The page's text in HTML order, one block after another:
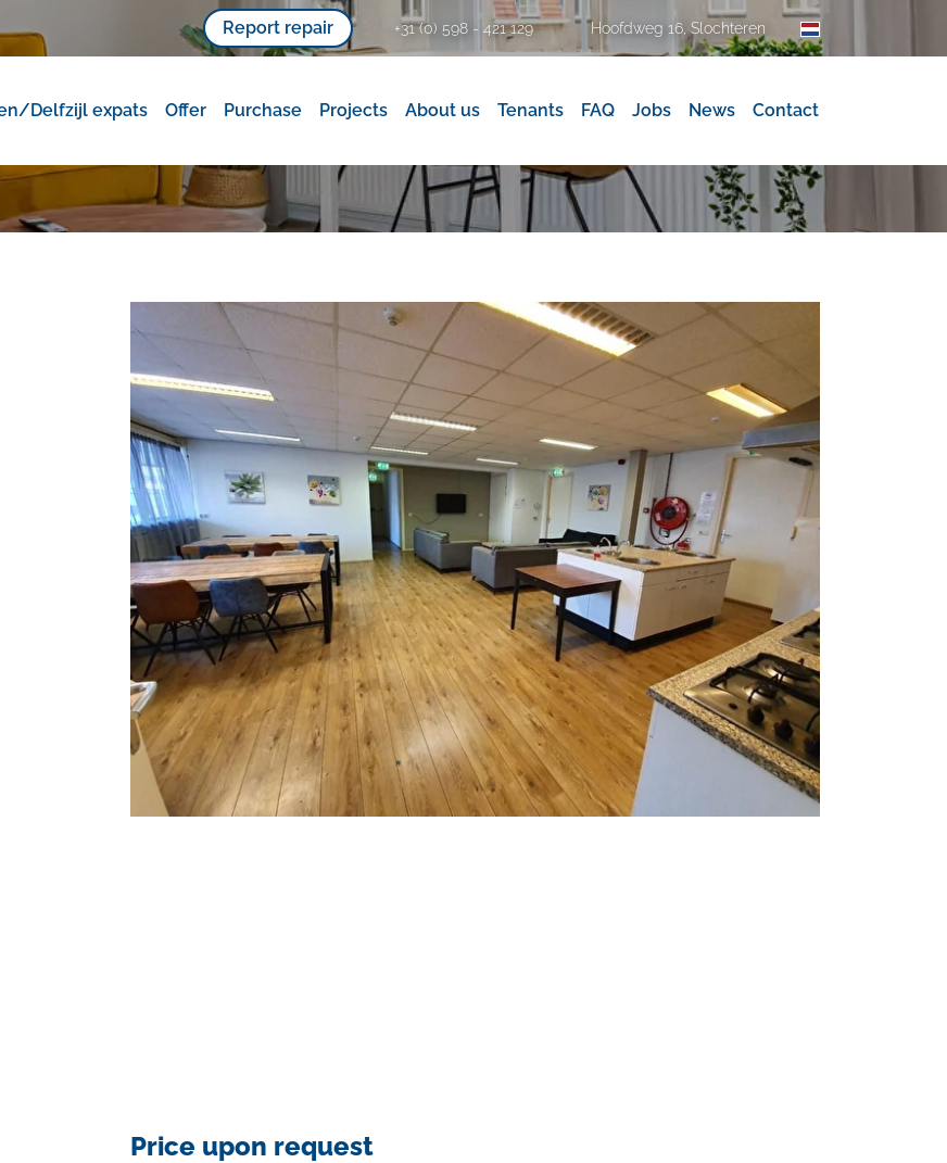
Report repair +31 (0) 598 - 421 129 Hoofdweg 16, Slochteren
Delfzijl expats Offer Purchase Projects About us Tenants FAQ Jobs News Contact
Price upon request